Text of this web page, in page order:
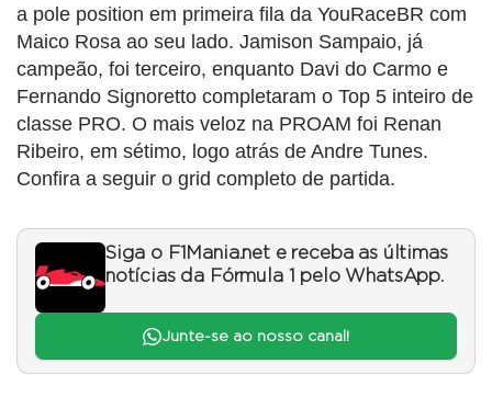
a pole position em primeira fila da YouRaceBR com
Maico Rosa ao seu lado. Jamison Sampaio, já
campeão, foi terceiro, enquanto Davi do Carmo e
Fernando Signoretto completaram o Top 5 inteiro de
classe PRO. O mais veloz na PROAM foi Renan
Ribeiro, em sétimo, logo atrás de Andre Tunes.
Confira a seguir o grid completo de partida.
Siga o F1Mania.net e receba as últimas
notícias da Fórmula 1 pelo WhatsApp.
Junte-se ao nosso canal!